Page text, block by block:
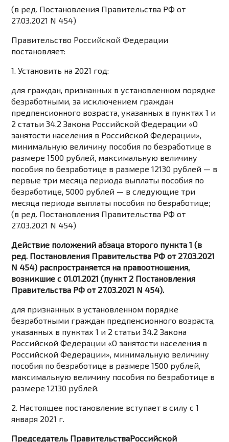
(в ред. Постановления Правительства РФ от
27.03.2021 N 454)
Правительство Российской Федерации
постановляет:
1. Установить на 2021 год:
для граждан, признанных в установленном порядке
безработными, за исключением граждан
предпенсионного возраста, указанных в пунктах 1 и
2 статьи 34.2 Закона Российской Федерации «О
занятости населения в Российской Федерации»,
минимальную величину пособия по безработице в
размере 1500 рублей, максимальную величину
пособия по безработице в размере 12130 рублей — в
первые три месяца периода выплаты пособия по
безработице, 5000 рублей — в следующие три
месяца периода выплаты пособия по безработице;
(в ред. Постановления Правительства РФ от
27.03.2021 N 454)
Действие положений абзаца второго пункта 1 (в
ред. Постановления Правительства РФ от 27.03.2021
N 454) распространяется на правоотношения,
возникшие с 01.01.2021 (пункт 2 Постановления
Правительства РФ от 27.03.2021 N 454).
для признанных в установленном порядке
безработными граждан предпенсионного возраста,
указанных в пунктах 1 и 2 статьи 34.2 Закона
Российской Федерации «О занятости населения в
Российской Федерации», минимальную величину
пособия по безработице в размере 1500 рублей,
максимальную величину пособия по безработице в
размере 12130 рублей.
2. Настоящее постановление вступает в силу с 1
января 2021 г.
Председатель ПравительстваРоссийской